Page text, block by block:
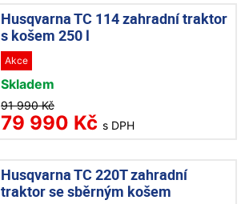
Husqvarna TC 114 zahradní traktor
s košem 250 l
Akce
Skladem
91 990 Kč
79 990 Kč s DPH
Husqvarna TC 220T zahradní
traktor se sběrným košem